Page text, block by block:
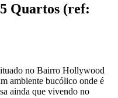
Quartos (ref:
no Bairro Hollywood
ambiente bucólico onde é
ainda que vivendo no